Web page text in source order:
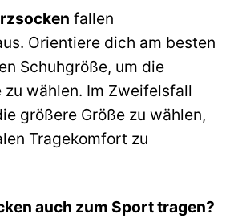
fallen
Orientiere dich am besten
Schuhgröße, um die
zu wählen. Im Zweifelsfall
größere Größe zu wählen,
Tragekomfort zu
auch zum Sport tragen?